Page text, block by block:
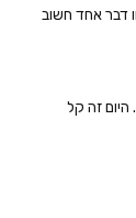
דבר אחד חשוב
זה קל